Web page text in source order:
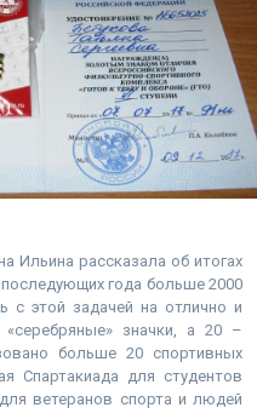
Ильина рассказала об итогах
года больше 2000
этой задачей на отлично и
значки, а 20 –
больше 20 спортивных
Спартакиада для студентов
ветеранов спорта и людей